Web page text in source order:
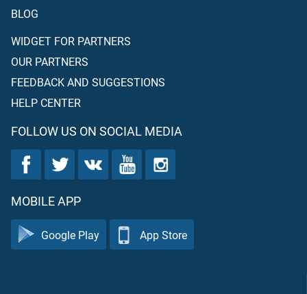
BLOG
WIDGET FOR PARTNERS
OUR PARTNERS
FEEDBACK AND SUGGESTIONS
HELP CENTER
FOLLOW US ON SOCIAL MEDIA
MOBILE APP
Google Play App Store